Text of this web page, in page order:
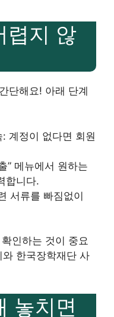
렵지 않
단해요! 아래 단계
계정이 없다면 회원
” 메뉴에서 원하는
합니다.
서류를 빠짐없이
인하는 것이 중요
한국장학재단 사
놓치면